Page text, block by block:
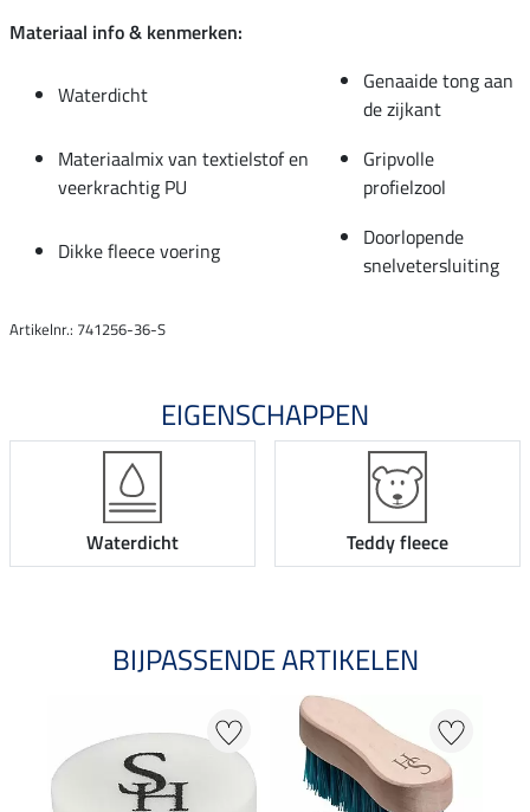
Materiaal info & kenmerken:
Waterdicht
Genaaide tong aan
de zijkant
Materiaalmix van textielstof en
veerkrachtig PU
Gripvolle
profielzool
Dikke fleece voering
Doorlopende
snelvetersluiting
Artikelnr.: 741256-36-S
EIGENSCHAPPEN
Waterdicht Teddy fleece
BIJPASSENDE ARTIKELEN